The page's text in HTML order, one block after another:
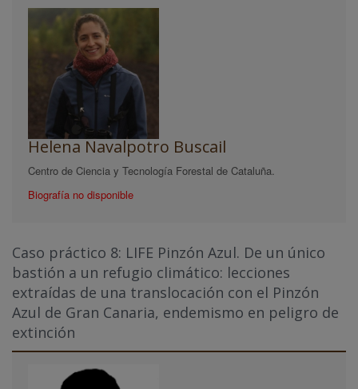
Helena Navalpotro Buscail
Centro de Ciencia y Tecnología Forestal de Cataluña.
Biografía no disponible
Caso práctico 8: LIFE Pinzón Azul. De un único
bastión a un refugio climático: lecciones
extraídas de una translocación con el Pinzón
Azul de Gran Canaria, endemismo en peligro de
extinción